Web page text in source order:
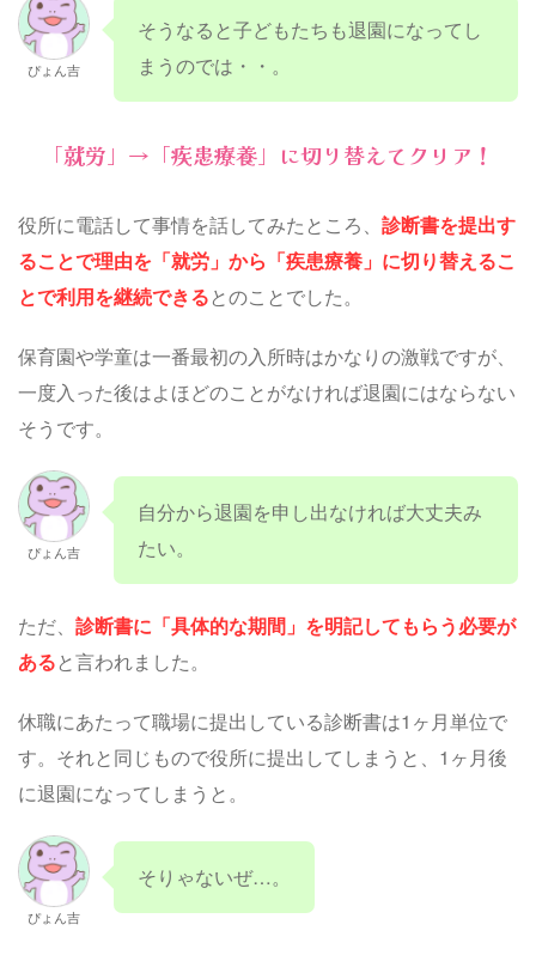
ぴょん吉
そうなると子どもたちも退園になってし
まうのでは・・。
「就労」→「疾患療養」に切り替えてクリア！
役所に電話して事情を話してみたところ、 診断書を提出す
ることで理由を「就労」から「疾患療養」に切り替えるこ
とで利用を継続できるとのことでした。
保育園や学童は一番最初の入所時はかなりの激戦ですが、
一度入った後はよほどのことがなければ退園にはならない
そうです。
ぴょん吉
自分から退園を申し出なければ大丈夫み
たい。
ただ、 診断書に「具体的な期間」を明記してもらう必要が
あると言われました。
休職にあたって職場に提出している診断書は1ヶ月単位で
す。それと同じもので役所に提出してしまうと、1ヶ月後
に退園になってしまうと。
ぴょん吉
そりゃないぜ…。